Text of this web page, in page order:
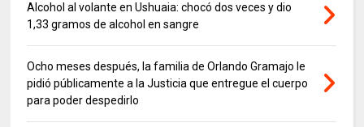
Alcohol al volante en Ushuaia: chocó dos veces y dio
1,33 gramos de alcohol en sangre
Ocho meses después, la familia de Orlando Gramajo le
pidió públicamente a la Justicia que entregue el cuerpo
para poder despedirlo